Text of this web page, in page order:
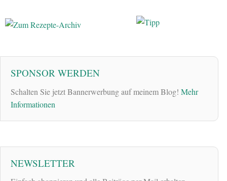
SPONSOR WERDEN
Schalten Sie jetzt Bannerwerbung auf meinem Blog! Mehr
Informationen
NEWSLETTER